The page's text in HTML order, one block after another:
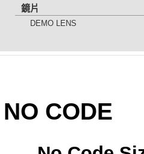
鏡片
DEMO LENS
NO CODE